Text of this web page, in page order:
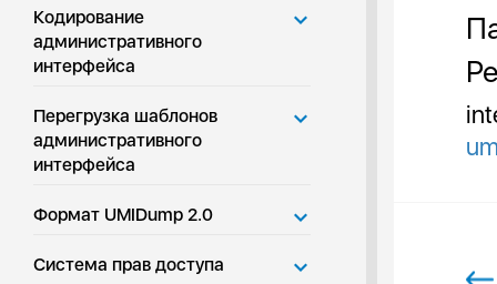
Кодирование
административного
интерфейса
Перегрузка шаблонов
административного
интерфейса
Формат UMIDump 2.0
Система прав доступа